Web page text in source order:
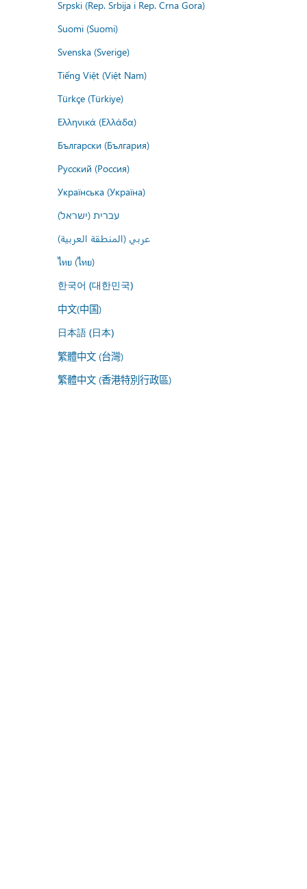
Srpski (Rep. Srbija i Rep. Crna Gora)
Suomi (Suomi)
Svenska (Sverige)
Tiếng Việt (Việt Nam)
Türkçe (Türkiye)
Ελληνικά (Ελλάδα)
Български (България)
Русский (Россия)
Українська (Україна)
עברית (ישראל)
عربي (المنطقة العربية)
ไทย (ไทย)
한국어 (대한민국)
中文(中国)
日本語 (日本)
繁體中文 (台灣)
繁體中文 (香港特別行政區)